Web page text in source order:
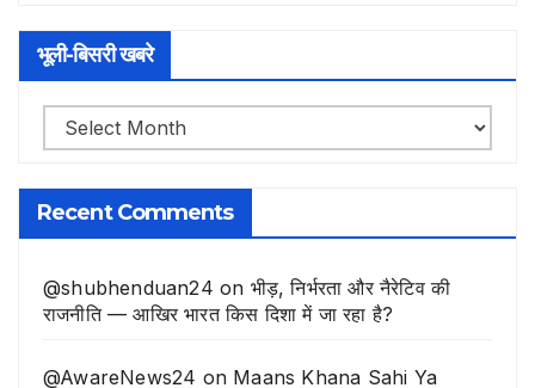
भूली-बिसरी खबरे
भूली-
बिसरी
खबरे
Recent Comments
@shubhenduan24 on भीड़, निर्भरता और नैरेटिव की
राजनीति — आखिर भारत किस दिशा में जा रहा है?
@AwareNews24 on Maans Khana Sahi Ya